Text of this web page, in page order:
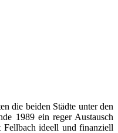
die beiden Städte unter den
1989 ein reger Austausch
Fellbach ideell und finanziell